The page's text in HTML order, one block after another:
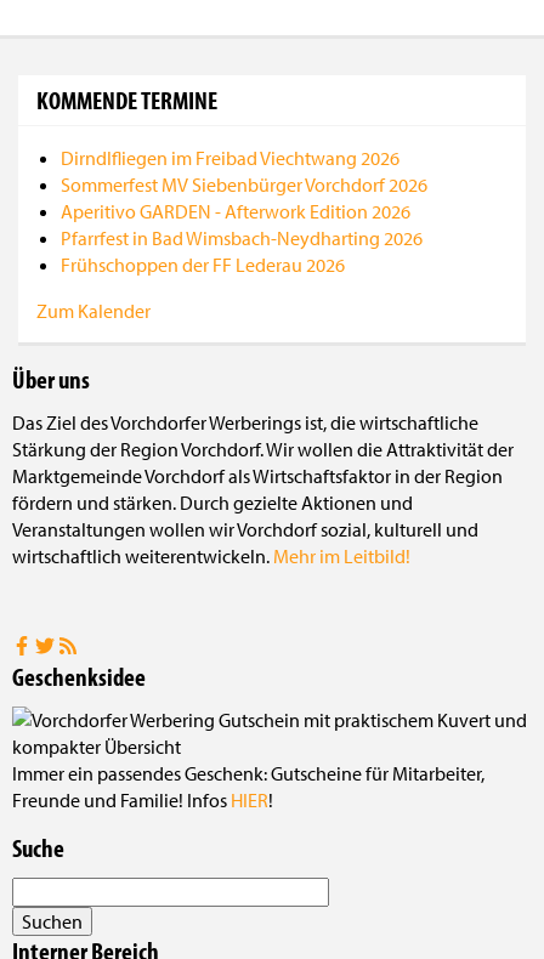
KOMMENDE TERMINE
Dirndlfliegen im Freibad Viechtwang 2026
Sommerfest MV Siebenbürger Vorchdorf 2026
Aperitivo GARDEN - Afterwork Edition 2026
Pfarrfest in Bad Wimsbach-Neydharting 2026
Frühschoppen der FF Lederau 2026
Zum Kalender
Über uns
Das Ziel des Vorchdorfer Werberings ist, die wirtschaftliche
Stärkung der Region Vorchdorf. Wir wollen die Attraktivität der
Marktgemeinde Vorchdorf als Wirtschaftsfaktor in der Region
fördern und stärken. Durch gezielte Aktionen und
Veranstaltungen wollen wir Vorchdorf sozial, kulturell und
wirtschaftlich weiterentwickeln. Mehr im Leitbild!
Geschenksidee
Immer ein passendes Geschenk: Gutscheine für Mitarbeiter,
Freunde und Familie! Infos HIER!
Suche
Interner Bereich